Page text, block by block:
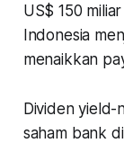
US$ 150
Indonesia
menaikkan
Dividen yield-
saham bank